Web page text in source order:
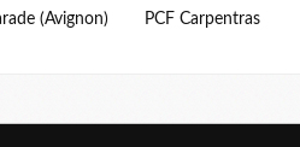
(Avignon) PCF Carpentras